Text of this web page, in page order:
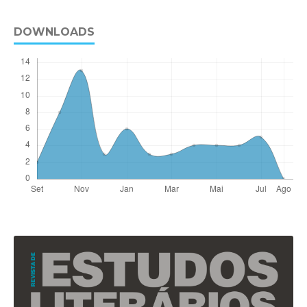
DOWNLOADS